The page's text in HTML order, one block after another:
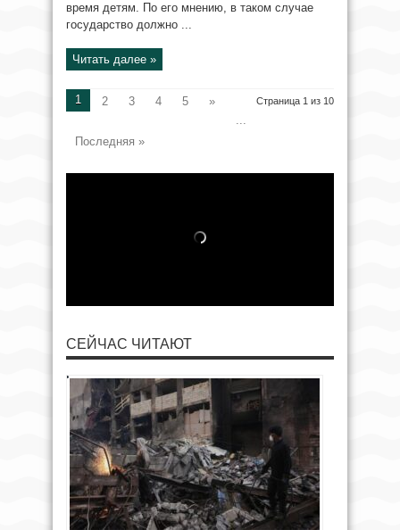
время детям. По его мнению, в таком случае
государство должно ...
Читать далее »
Страница 1 из 10
1 2 3 4 5
»
...
Последняя »
СЕЙЧАС ЧИТАЮТ